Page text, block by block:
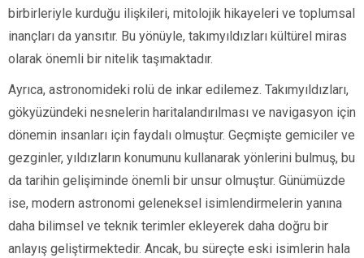
birbirleriyle kurduğu ilişkileri, mitolojik hikayeleri ve toplumsal
inançları da yansıtır. Bu yönüyle, takımyıldızları kültürel miras
olarak önemli bir nitelik taşımaktadır.
Ayrıca, astronomideki rolü de inkar edilemez. Takımyıldızları,
gökyüzündeki nesnelerin haritalandırılması ve navigasyon için
dönemin insanları için faydalı olmuştur. Geçmişte gemiciler ve
gezginler, yıldızların konumunu kullanarak yönlerini bulmuş, bu
da tarihin gelişiminde önemli bir unsur olmuştur. Günümüzde
ise, modern astronomi geleneksel isimlendirmelerin yanına
daha bilimsel ve teknik terimler ekleyerek daha doğru bir
anlayış geliştirmektedir. Ancak, bu süreçte eski isimlerin hala